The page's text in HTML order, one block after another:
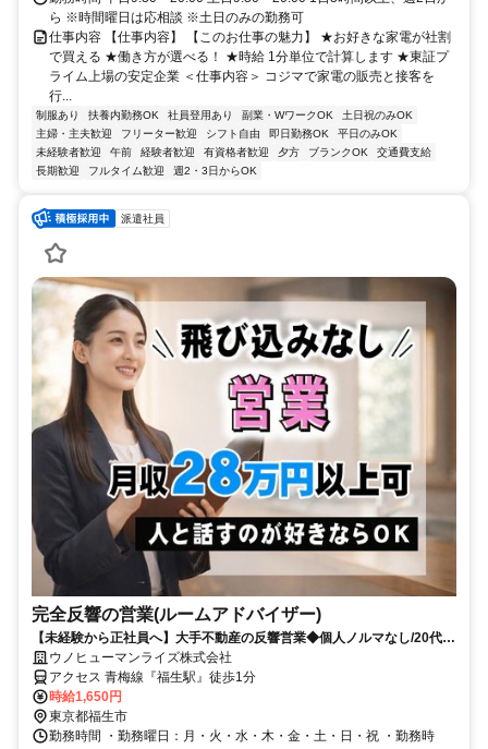
ら ※時間曜日は応相談 ※土日のみの勤務可
仕事内容 【仕事内容】 【このお仕事の魅力】 ★お好きな家電が社割
で買える ★働き方が選べる！ ★時給 1分単位で計算します ★東証プ
ライム上場の安定企業 ＜仕事内容＞ コジマで家電の販売と接客を
行...
制服あり 扶養内勤務OK 社員登用あり 副業・WワークOK
土日祝のみOK
主婦・主夫歓迎
フリーター歓迎 シフト自由 即日勤務OK
平日のみOK
未経験者歓迎
午前 経験者歓迎 有資格者歓迎 夕方 ブランクOK
交通費支給
長期歓迎
フルタイム歓迎 週2・3日からOK
派遣社員
完全反響の営業(ルームアドバイザー)
【未経験から正社員へ】大手不動産の反響営業◆個人ノルマなし/20代・
30代の男女スタッフが活躍中
ウノヒューマンライズ株式会社
アクセス 青梅線『福生駅』徒歩1分
時給1,650円
東京都福生市
勤務時間 ・勤務曜日：月・火・水・木・金・土・日・祝 ・勤務時